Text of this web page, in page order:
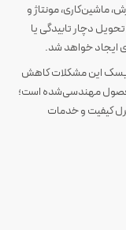
ماشین‌کاری، مونتاژ و
تحویل دچار تابیدگی یا
ایجاد خواهد شد.
این مشکلات کاهش
محصول مهندسی‌شده است؛
کیفیت و خدمات